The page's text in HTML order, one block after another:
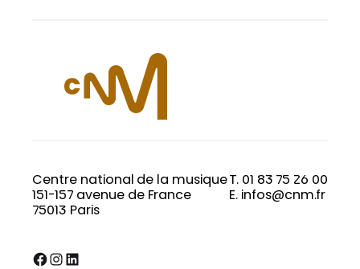
Centre national de la musique
151-157 avenue de France
75013 Paris
T. 01 83 75 26 00
E. infos@cnm.fr
Facebook InstagramLinkedIn